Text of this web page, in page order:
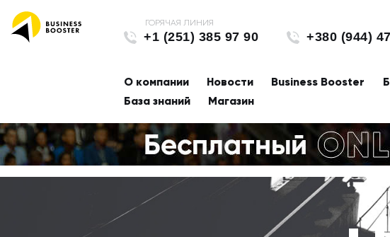
+1 (251) 385 97 90 +380 (944)
О компании Новости Business Booster
База знаний
Магазин